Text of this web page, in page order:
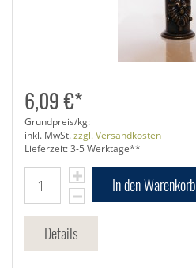
6,09 €*
Grundpreis/kg:
inkl. MwSt.zzgl. Versandkosten
Lieferzeit: 3-5 Werktage**
In den Warenkorb
Details